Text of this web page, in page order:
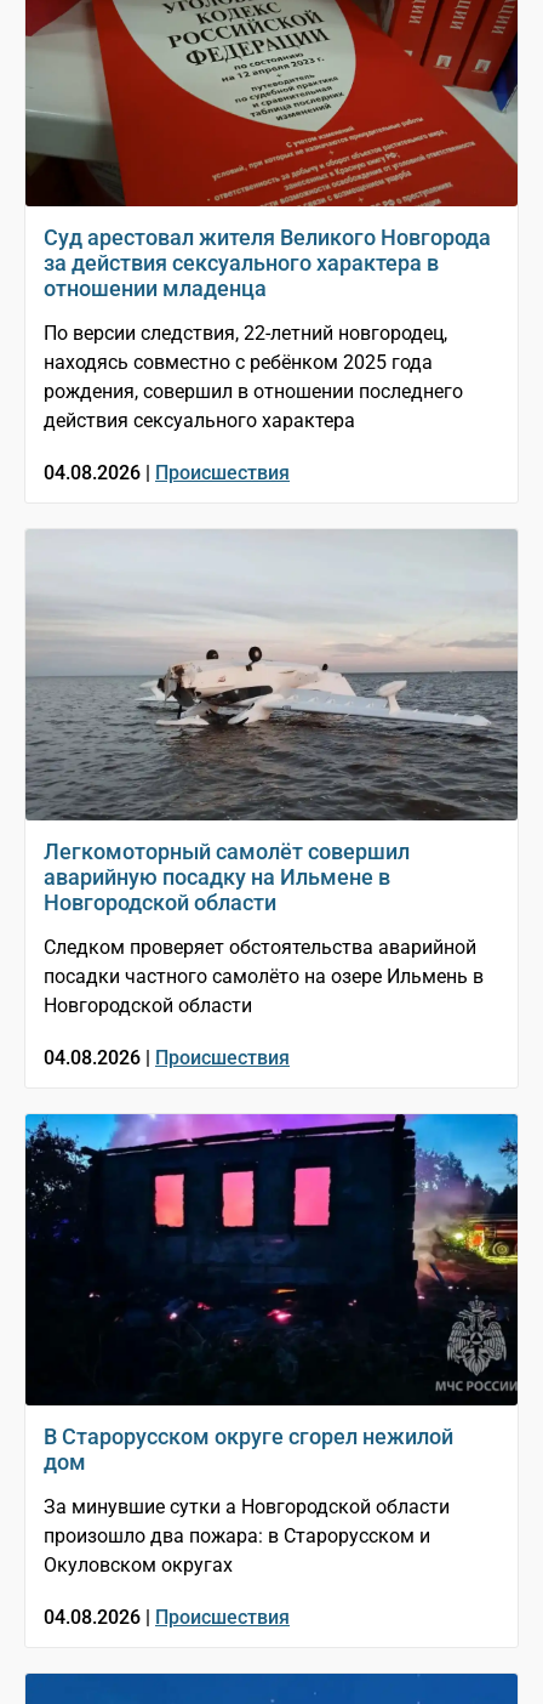
Суд арестовал жителя Великого Новгорода
за действия сексуального характера в
отношении младенца
По версии следствия, 22-летний новгородец,
находясь совместно с ребёнком 2025 года
рождения, совершил в отношении последнего
действия сексуального характера
04.08.2026 | Происшествия
Легкомоторный самолёт совершил
аварийную посадку на Ильмене в
Новгородской области
Следком проверяет обстоятельства аварийной
посадки частного самолёто на озере Ильмень в
Новгородской области
04.08.2026 | Происшествия
В Старорусском округе сгорел нежилой
дом
За минувшие сутки а Новгородской области
произошло два пожара: в Старорусском и
Окуловском округах
04.08.2026 | Происшествия